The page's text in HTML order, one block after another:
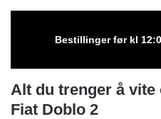
Bestillinger før kl
Alt du trenger å
Fiat Doblo 2